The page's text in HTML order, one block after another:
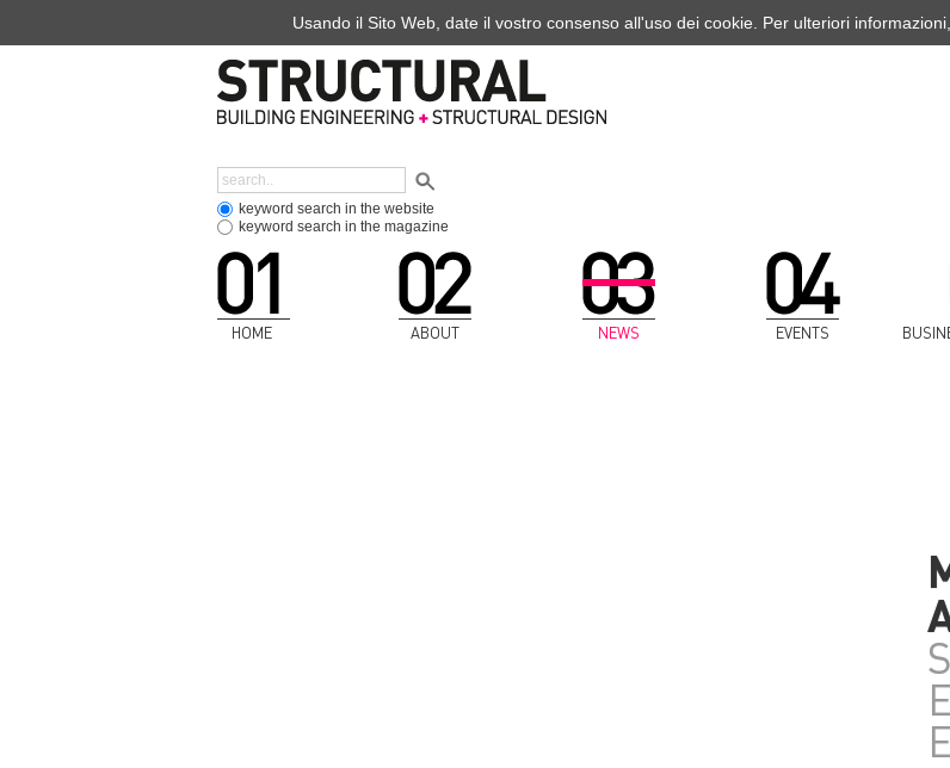
keyword search in the website
keyword search in the magazine
HOME ABOUT NEWS EVENTS
Usando il Sito Web, date il vostro consenso all'uso dei cookie. Per ulteriori